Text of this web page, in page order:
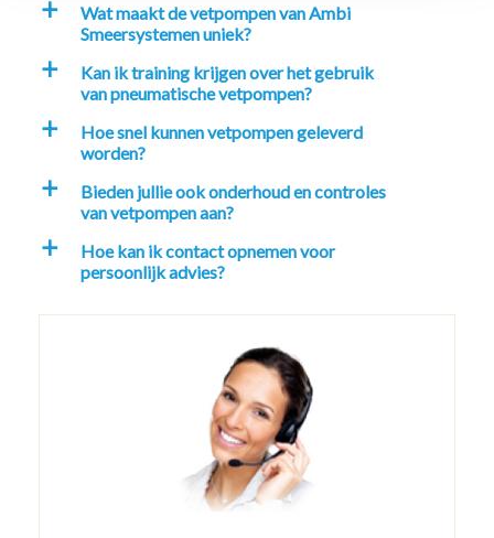
a
Wat maakt de vetpompen van Ambi
Smeersystemen uniek?
a
Kan ik training krijgen over het gebruik
van pneumatische vetpompen?
a
Hoe snel kunnen vetpompen geleverd
worden?
a
Bieden jullie ook onderhoud en controles
van vetpompen aan?
a
Hoe kan ik contact opnemen voor
persoonlijk advies?